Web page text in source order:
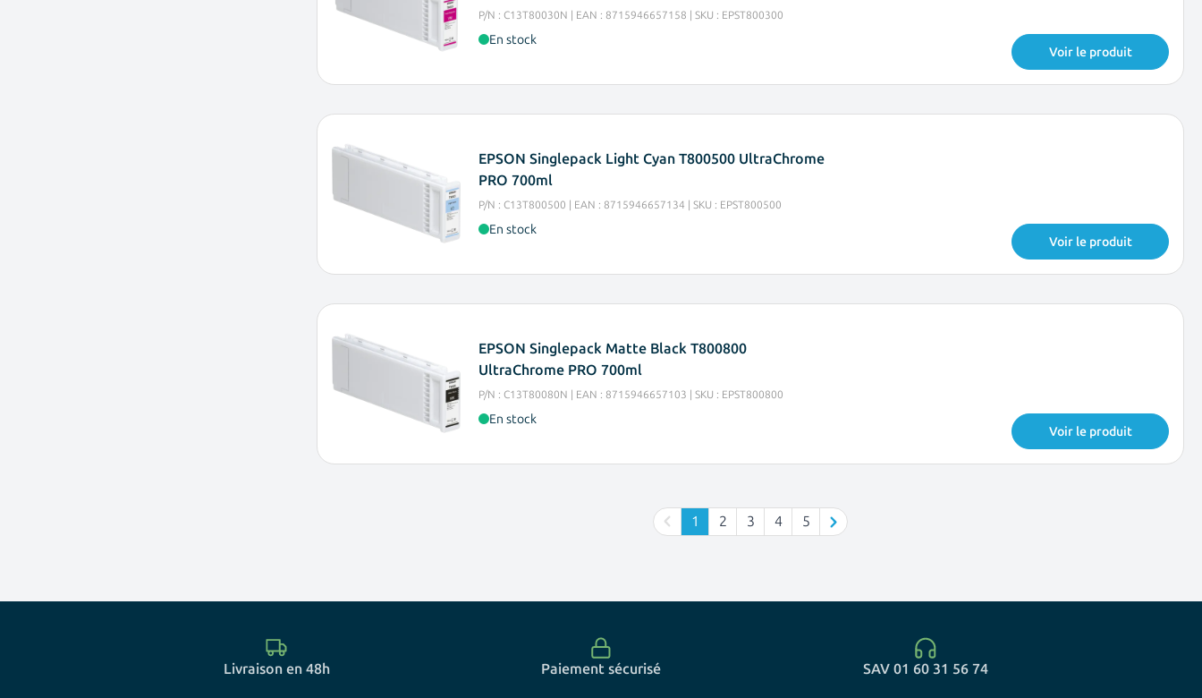
P/N : C13T80030N | EAN : 8715946657158 | SKU : EPST800300
En stock
Voir le produit
EPSON Singlepack Light Cyan T800500 UltraChrome
PRO 700ml
P/N : C13T800500 | EAN : 8715946657134 | SKU : EPST800500
En stock
Voir le produit
EPSON Singlepack Matte Black T800800
UltraChrome PRO 700ml
P/N : C13T80080N | EAN : 8715946657103 | SKU : EPST800800
En stock
Voir le produit
Vous lisez actuellement la page
1
Page
2
Page
3
Page
4
Page
5
Livraison en 48h Paiement sécurisé SAV 01 60 31 56 74